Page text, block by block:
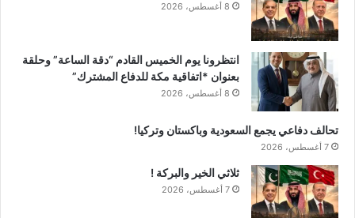
8 أغسطس، 2026
انتظرونا يوم الخميس القادم “دقة الساعة” وحلقة
بعنوان *اتفاقية مكة للدفاع المشترك”
8 أغسطس، 2026
تحالف دفاعي يجمع السعودية وباكستان وتركيا!
7 أغسطس، 2026
ثلاثي الخير والبركة !
7 أغسطس، 2026